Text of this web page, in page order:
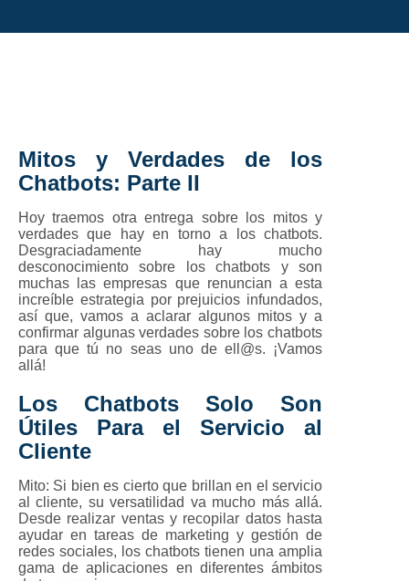
Mitos y Verdades de los
Chatbots: Parte II
Hoy traemos otra entrega sobre los mitos y
verdades que hay en torno a los chatbots.
Desgraciadamente hay mucho
desconocimiento sobre los chatbots y son
muchas las empresas que renuncian a esta
increíble estrategia por prejuicios infundados,
así que, vamos a aclarar algunos mitos y a
confirmar algunas verdades sobre los chatbots
para que tú no seas uno de ell@s. ¡Vamos
allá!
Los Chatbots Solo Son
Útiles Para el Servicio al
Cliente
Mito: Si bien es cierto que brillan en el servicio
al cliente, su versatilidad va mucho más allá.
Desde realizar ventas y recopilar datos hasta
ayudar en tareas de marketing y gestión de
redes sociales, los chatbots tienen una amplia
gama de aplicaciones en diferentes ámbitos